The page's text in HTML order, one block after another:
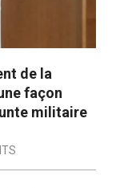
de la
façon
militaire